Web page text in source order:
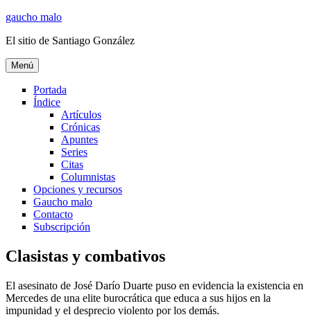
Ir
contenido
gaucho malo
El sitio de Santiago González
Menú
Portada
Índice
Artículos
Crónicas
Apuntes
Series
Citas
Columnistas
Opciones y recursos
Gaucho malo
Contacto
Subscripción
Clasistas y combativos
El asesinato de José Darío Duarte puso en evidencia la existencia en
Mercedes de una elite burocrática que educa a sus hijos en la
impunidad y el desprecio violento por los demás.